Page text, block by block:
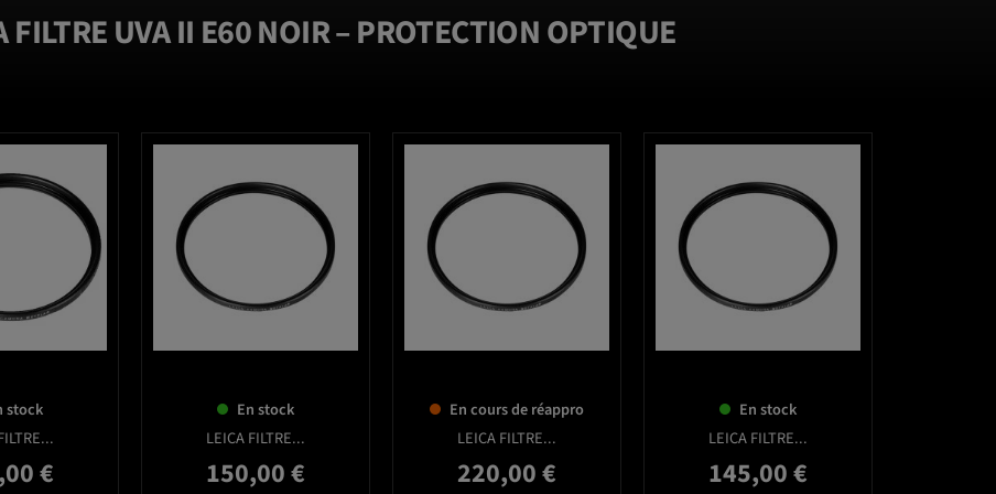
FILTRE UVA II E60 NOIR – PROTECTION OPTIQUE
stock
€
En stock
LEICA FILTRE...
Prix
150,00 €
En cours de réappro
LEICA FILTRE...
Prix
220,00 €
En stock
LEICA FILTRE...
Prix
145,00 €